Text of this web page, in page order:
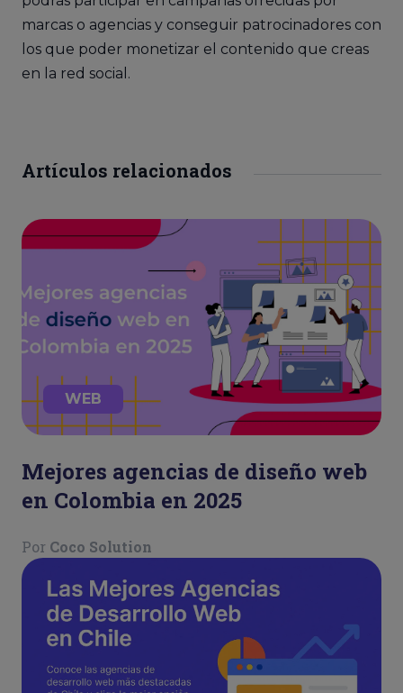
marcas o agencias y conseguir patrocinadores con
los que poder monetizar el contenido que creas
en la red social.
Artículos relacionados
WEB
Mejores agencias de diseño web
en Colombia en 2025
Por Coco Solution